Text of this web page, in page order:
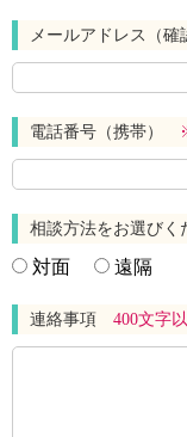
メールアドレス（
電話番号（携帯）
相談方法をお選び
対面 遠隔
連絡事項 400文字